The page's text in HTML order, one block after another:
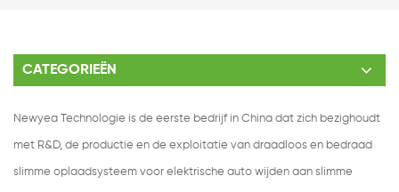
CATEGORIEËN
Newyea Technologie is de eerste bedrijf in China dat zich bezighoudt
met R&D, de productie en de exploitatie van draadloos en bedraad
slimme oplaadsysteem voor elektrische auto wijden aan slimme